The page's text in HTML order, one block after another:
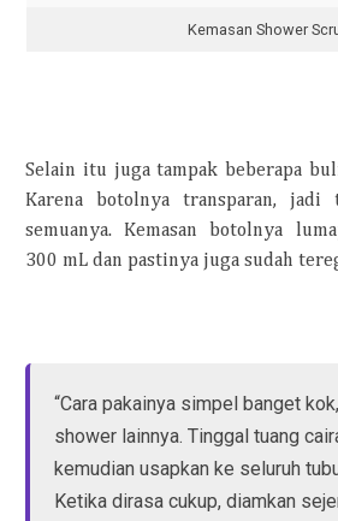
Kemasan Shower
Selain itu juga tampak beberapa
Karena botolnya transparan,
semuanya. Kemasan botolnya
300 mL dan pastinya juga sudah
“Cara pakainya simpel banget
shower lainnya. Tinggal tuang
kemudian usapkan ke seluruh
Ketika dirasa cukup, diamkan